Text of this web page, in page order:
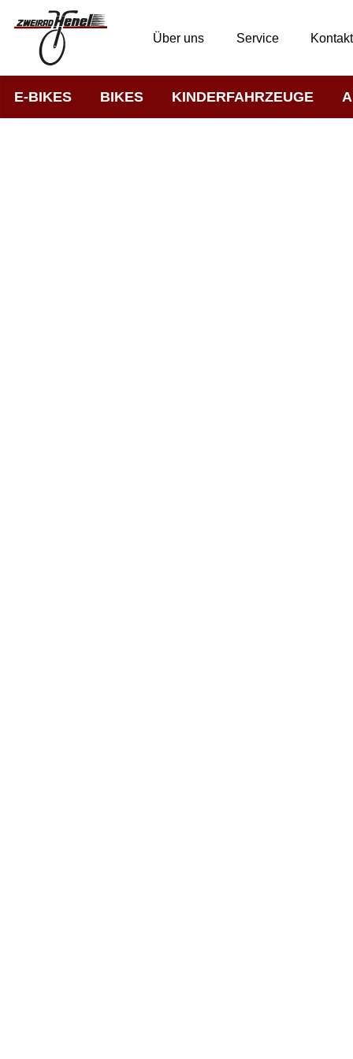
Über uns Service Kontakt
E-BIKES BIKES KINDERFAHRZEUGE